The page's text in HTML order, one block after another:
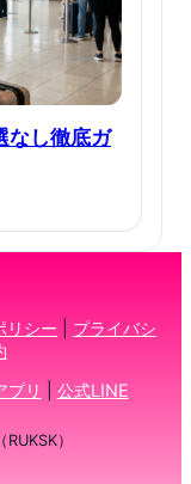
なし徹底ガ
リシー
プライバシ
プリ 公式LINE
）